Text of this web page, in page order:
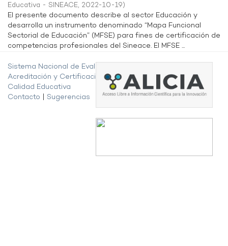
Educativa - SINEACE, 2022-10-19)
El presente documento describe al sector Educación y
desarrolla un instrumento denominado “Mapa Funcional
Sectorial de Educación” (MFSE) para fines de certificación de
competencias profesionales del Sineace. El MFSE ...
Sistema Nacional de Evaluación,
Acreditación y Certificación de la
Calidad Educativa
Contacto
Sugerencias